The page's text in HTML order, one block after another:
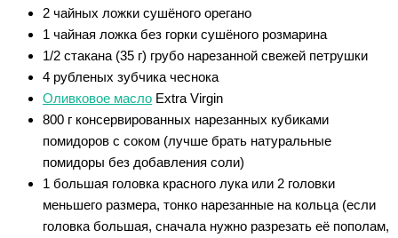
2 чайных ложки сушёного орегано
1 чайная ложка без горки сушёного розмарина
1/2 стакана (35 г) грубо нарезанной свежей петрушки
4 рубленых зубчика чеснока
Оливковое масло Extra Virgin
800 г консервированных нарезанных кубиками
помидоров с соком (лучше брать натуральные
помидоры без добавления соли)
1 большая головка красного лука или 2 головки
меньшего размера, тонко нарезанные на кольца (если
головка большая, сначала нужно разрезать её пополам,